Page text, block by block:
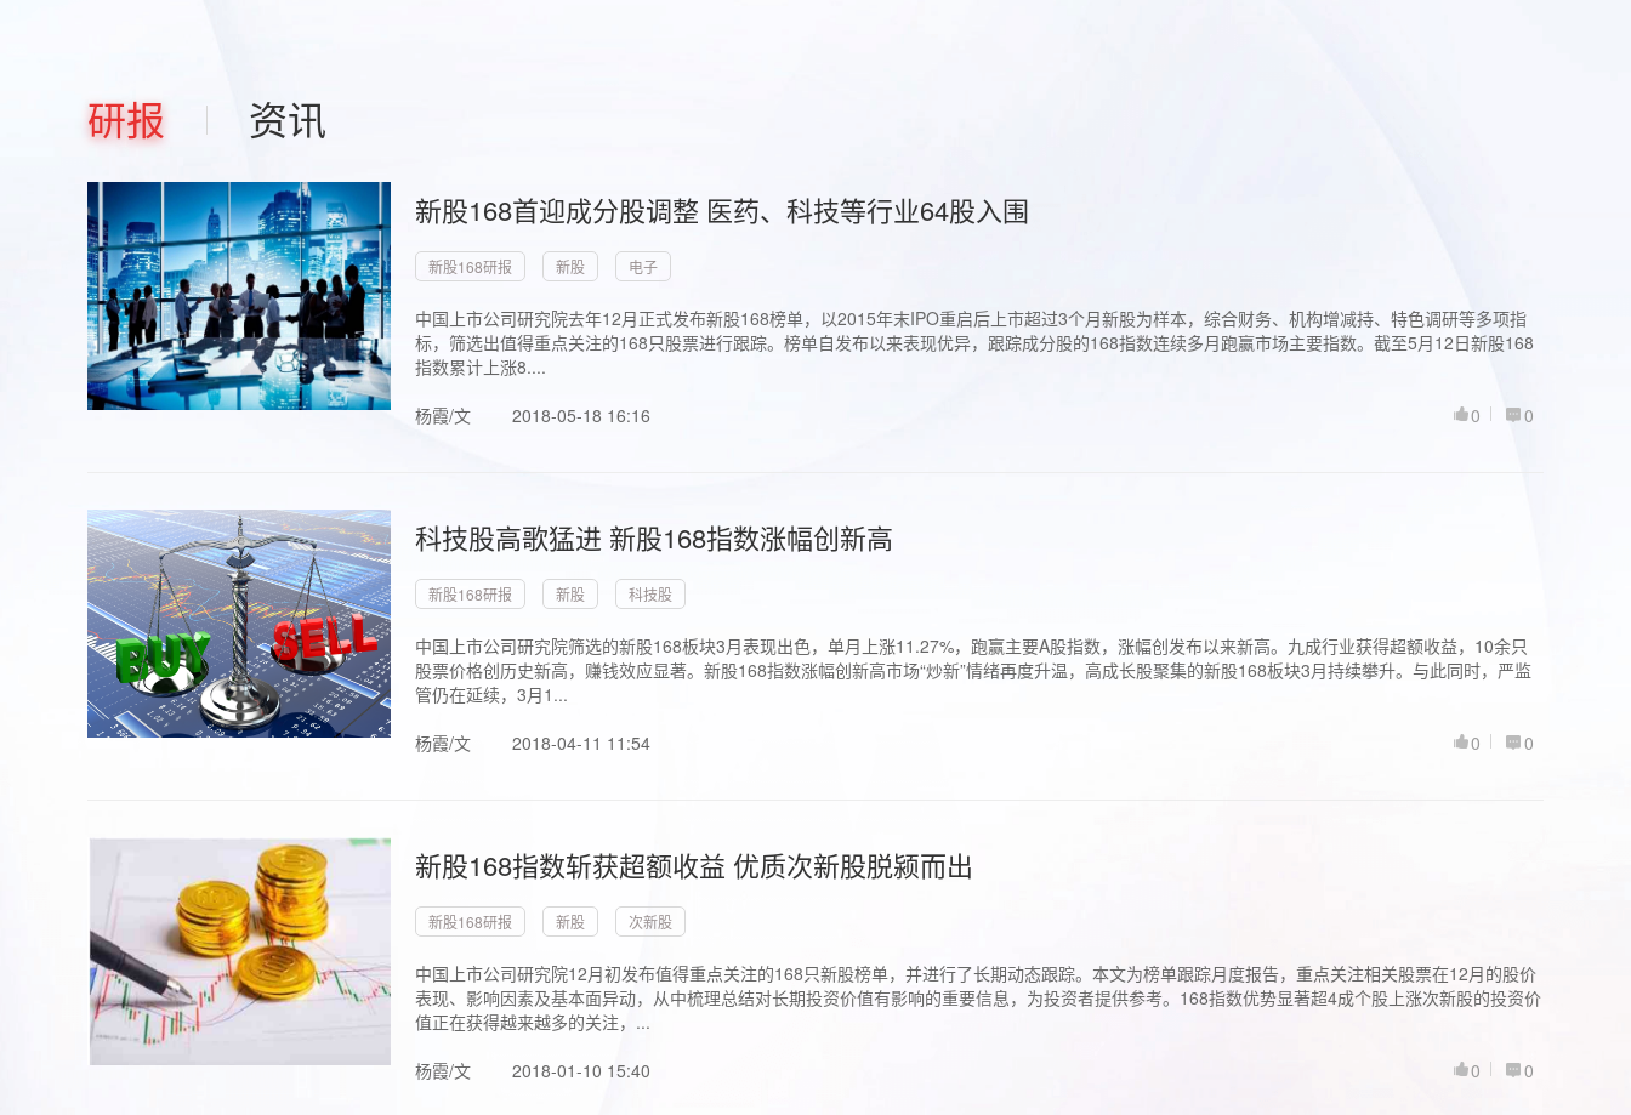
研报 资讯
新股168首迎成分股调整 医药、科技等行业64股入围
新股168研报 新股 电子
中国上市公司研究院去年12月正式发布新股168榜单，以2015年末IPO重启后上市超过3个月新股为样本，综合财务、机构增减持、特色调研等多项指
标，筛选出值得重点关注的168只股票进行跟踪。榜单自发布以来表现优异，跟踪成分股的168指数连续多月跑赢市场主要指数。截至5月12日新股168
指数累计上涨8....
杨霞/文
2018-05-18 16:16 0
0
科技股高歌猛进 新股168指数涨幅创新高
新股168研报 新股 科技股
中国上市公司研究院筛选的新股168板块3月表现出色，单月上涨11.27%，跑赢主要A股指数，涨幅创发布以来新高。九成行业获得超额收益，10余只
股票价格创历史新高，赚钱效应显著。新股168指数涨幅创新高市场“炒新”情绪再度升温，高成长股聚集的新股168板块3月持续攀升。与此同时，严监
管仍在延续，3月1...
杨霞/文
2018-04-11 11:54 0
0
新股168指数斩获超额收益 优质次新股脱颍而出
新股168研报 新股 次新股
中国上市公司研究院12月初发布值得重点关注的168只新股榜单，并进行了长期动态跟踪。本文为榜单跟踪月度报告，重点关注相关股票在12月的股价
表现、影响因素及基本面异动，从中梳理总结对长期投资价值有影响的重要信息，为投资者提供参考。168指数优势显著超4成个股上涨次新股的投资价
值正在获得越来越多的关注，...
杨霞/文
2018-01-10 15:40 0
0